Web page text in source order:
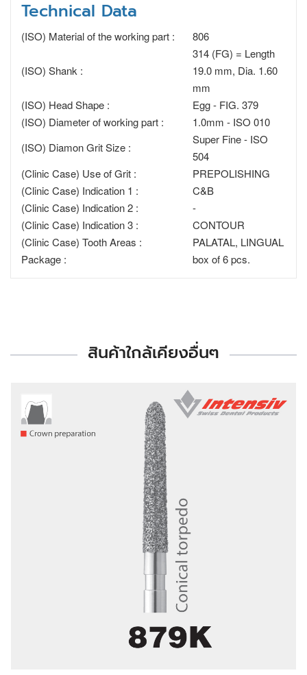
Technical Data
(ISO) Material of the working part : 806
(ISO) Shank :
314 (FG) = Length
19.0 mm, Dia. 1.60
mm
(ISO) Head Shape :
Egg - FIG. 379
(ISO) Diameter of working part :
1.0mm - ISO 010
(ISO) Diamon Grit Size :
Super Fine - ISO
504
(Clinic Case) Use of Grit :
PREPOLISHING
(Clinic Case) Indication 1 :
C&B
(Clinic Case) Indication 2 :
-
(Clinic Case) Indication 3 :
CONTOUR
(Clinic Case) Tooth Areas :
PALATAL, LINGUAL
Package :
box of 6 pcs.
สินค้าใกล้เคียงอื่นๆ